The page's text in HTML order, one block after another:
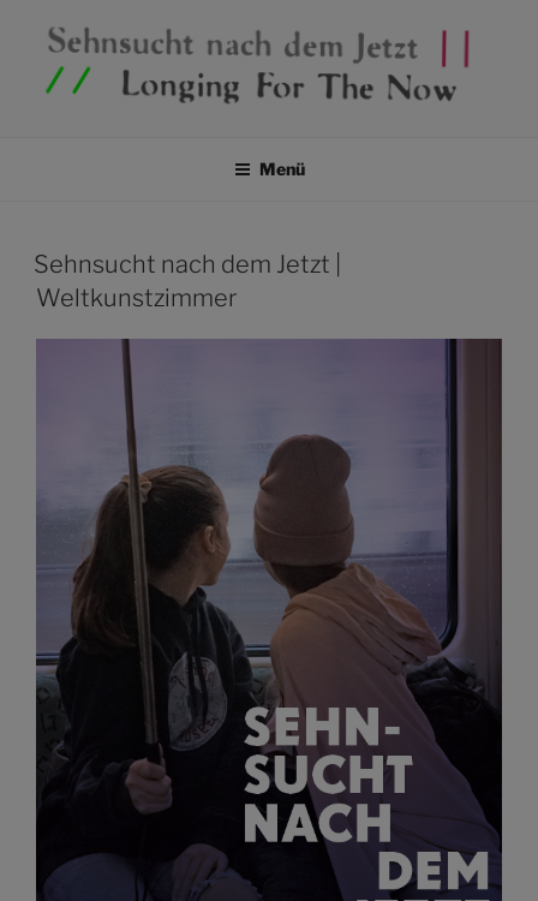
JETZT / LONGING FOR THE
Menü
Sehnsucht nach dem Jetzt |
Weltkunstzimmer